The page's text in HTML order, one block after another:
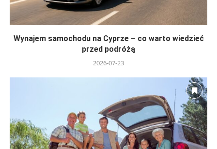
Wynajem samochodu na Cyprze – co warto wiedzieć
przed podróżą
2026-07-23